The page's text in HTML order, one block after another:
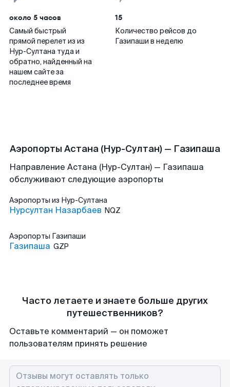
около 5 часов
Самый быстрый
прямой перелет из из
Нур-Султана туда и
обратно, найденный на
нашем сайте за
последнее время
15
Количество рейсов до
Газипаши в неделю
Аэропорты Астана (Нур-Султан) — Газипаша
Направление Астана (Нур-Султан) — Газипаша
обслуживают следующие аэропорты
Аэропорты из Нур-Султана
Нурсултан Назарбаев NQZ
Аэропорты Газипаши
Газипаша GZP
Часто летаете и знаете больше других
путешественников?
Оставьте комментарий — он поможет
пользователям принять решение